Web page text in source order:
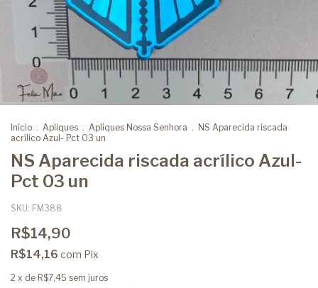
Início . Apliques . Apliques Nossa Senhora . NS Aparecida riscada
acrílico Azul- Pct 03 un
NS Aparecida riscada acrílico Azul-
Pct 03 un
SKU: FM388
R$14,90
R$14,16 com Pix
2 x de R$7,45 sem juros